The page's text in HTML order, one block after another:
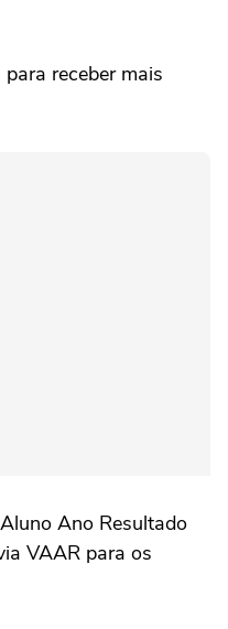
receber mais
Ano Resultado
VAAR para os